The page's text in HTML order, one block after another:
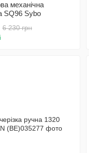
механічна
SQ96 Sybo
6 230 грн